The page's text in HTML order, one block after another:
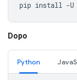
pip install -U
Dopo
Python